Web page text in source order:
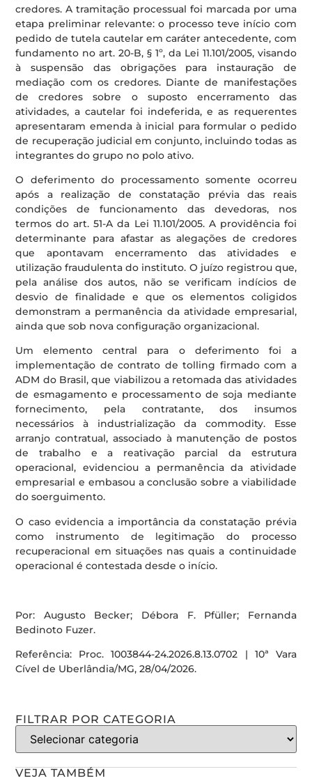
credores. A tramitação processual foi marcada por uma
etapa preliminar relevante: o processo teve início com
pedido de tutela cautelar em caráter antecedente, com
fundamento no art. 20-B, § 1º, da Lei 11.101/2005, visando
à suspensão das obrigações para instauração de
mediação com os credores. Diante de manifestações
de credores sobre o suposto encerramento das
atividades, a cautelar foi indeferida, e as requerentes
apresentaram emenda à inicial para formular o pedido
de recuperação judicial em conjunto, incluindo todas as
integrantes do grupo no polo ativo.
O deferimento do processamento somente ocorreu
após a realização de constatação prévia das reais
condições de funcionamento das devedoras, nos
termos do art. 51-A da Lei 11.101/2005. A providência foi
determinante para afastar as alegações de credores
que apontavam encerramento das atividades e
utilização fraudulenta do instituto. O juízo registrou que,
pela análise dos autos, não se verificam indícios de
desvio de finalidade e que os elementos coligidos
demonstram a permanência da atividade empresarial,
ainda que sob nova configuração organizacional.
Um elemento central para o deferimento foi a
implementação de contrato de tolling firmado com a
ADM do Brasil, que viabilizou a retomada das atividades
de esmagamento e processamento de soja mediante
fornecimento, pela contratante, dos insumos
necessários à industrialização da commodity. Esse
arranjo contratual, associado à manutenção de postos
de trabalho e a reativação parcial da estrutura
operacional, evidenciou a permanência da atividade
empresarial e embasou a conclusão sobre a viabilidade
do soerguimento.
O caso evidencia a importância da constatação prévia
como instrumento de legitimação do processo
recuperacional em situações nas quais a continuidade
operacional é contestada desde o início.
Por: Augusto Becker; Débora F. Pfüller; Fernanda
Bedinoto Fuzer.
Referência: Proc. 1003844-24.2026.8.13.0702 | 10ª Vara
Cível de Uberlândia/MG, 28/04/2026.
FILTRAR POR CATEGORIA
VEJA TAMBÉM